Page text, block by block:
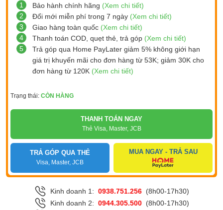
1 Bảo hành chính hãng (Xem chi tiết)
2
Đổi mới miễn phí trong 7 ngày (Xem chi tiết)
3
Giao hàng toàn quốc (Xem chi tiết)
4
Thanh toán COD, quẹt thẻ, trả góp (Xem chi tiết)
5
Trả góp qua Home PayLater giảm 5% không giới hạn
giá trị khuyến mãi cho đơn hàng từ 53K; giảm 30K cho
đơn hàng từ 120K (Xem chi tiết)
Trạng thái: CÒN HÀNG
THANH TOÁN NGAY
Thẻ Visa, Master, JCB
TRẢ GÓP QUA THẺ
Visa, Master, JCB
MUA NGAY - TRẢ SAU
Kinh doanh 1: 0938.751.256 (8h00-17h30)
Kinh doanh 2: 0944.305.500 (8h00-17h30)